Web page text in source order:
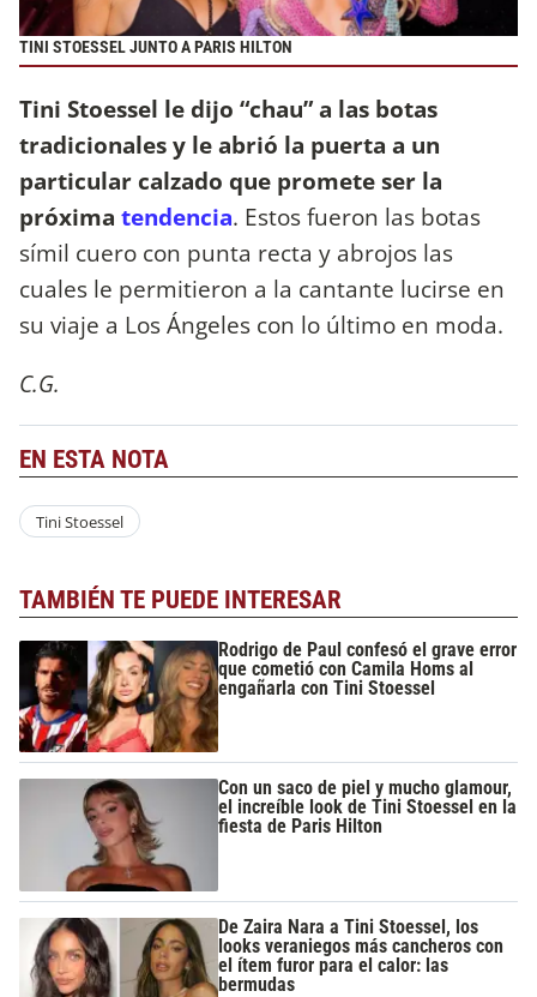
TINI STOESSEL JUNTO A PARIS HILTON
Tini Stoessel le dijo “chau” a las botas
tradicionales y le abrió la puerta a un
particular calzado que promete ser la
próxima tendencia. Estos fueron las botas
símil cuero con punta recta y abrojos las
cuales le permitieron a la cantante lucirse en
su viaje a Los Ángeles con lo último en moda.
C.G.
EN ESTA NOTA
Tini Stoessel
TAMBIÉN TE PUEDE INTERESAR
Rodrigo de Paul confesó el grave error
que cometió con Camila Homs al
engañarla con Tini Stoessel
Con un saco de piel y mucho glamour,
el increíble look de Tini Stoessel en la
fiesta de Paris Hilton
De Zaira Nara a Tini Stoessel, los
looks veraniegos más cancheros con
el ítem furor para el calor: las
bermudas